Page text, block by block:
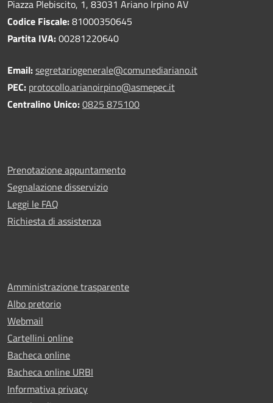
Piazza Plebiscito, 1, 83031 Ariano Irpino AV
Codice Fiscale:81000350645
Partita IVA:00281220640
Email:segretariogenerale@comunediariano.it
PEC: protocollo.arianoirpino@asmepec.it
Centralino Unico:0825 875100
Prenotazione appuntamento
Segnalazione disservizio
Leggi le FAQ
Richiesta di assistenza
Amministrazione trasparente
Albo pretorio
Webmail
Cartellini online
Bacheca online
Bacheca online URBI
Informativa privacy